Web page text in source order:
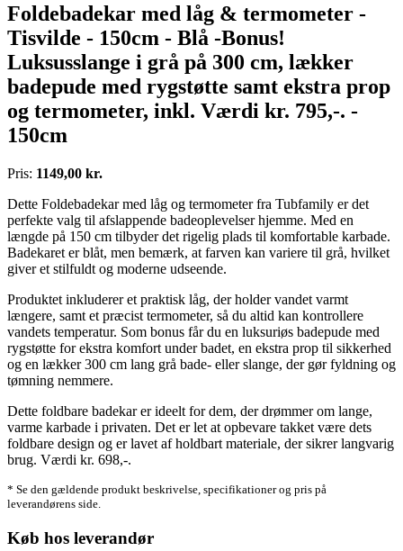
Foldebadekar med låg & termometer -
Tisvilde - 150cm - Blå -Bonus!
Luksusslange i grå på 300 cm, lækker
badepude med rygstøtte samt ekstra prop
og termometer, inkl. Værdi kr. 795,-. -
150cm
Pris: 1149,00 kr.
Dette Foldebadekar med låg og termometer fra Tubfamily er det
perfekte valg til afslappende badeoplevelser hjemme. Med en
længde på 150 cm tilbyder det rigelig plads til komfortable karbade.
Badekaret er blåt, men bemærk, at farven kan variere til grå, hvilket
giver et stilfuldt og moderne udseende.
Produktet inkluderer et praktisk låg, der holder vandet varmt
længere, samt et præcist termometer, så du altid kan kontrollere
vandets temperatur. Som bonus får du en luksuriøs badepude med
rygstøtte for ekstra komfort under badet, en ekstra prop til sikkerhed
og en lækker 300 cm lang grå bade- eller slange, der gør fyldning og
tømning nemmere.
Dette foldbare badekar er ideelt for dem, der drømmer om lange,
varme karbade i privaten. Det er let at opbevare takket være dets
foldbare design og er lavet af holdbart materiale, der sikrer langvarig
brug. Værdi kr. 698,-.
* Se den gældende produkt beskrivelse, specifikationer og pris på
leverandørens side.
Køb hos leverandør